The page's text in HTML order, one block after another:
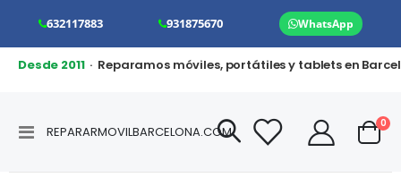
632117883 931875670 WhatsApp
Desde 2011· Reparamos móviles, portátiles y tablets en
Toggle
REPARARMOVILBARCELONA.COM Cart
0